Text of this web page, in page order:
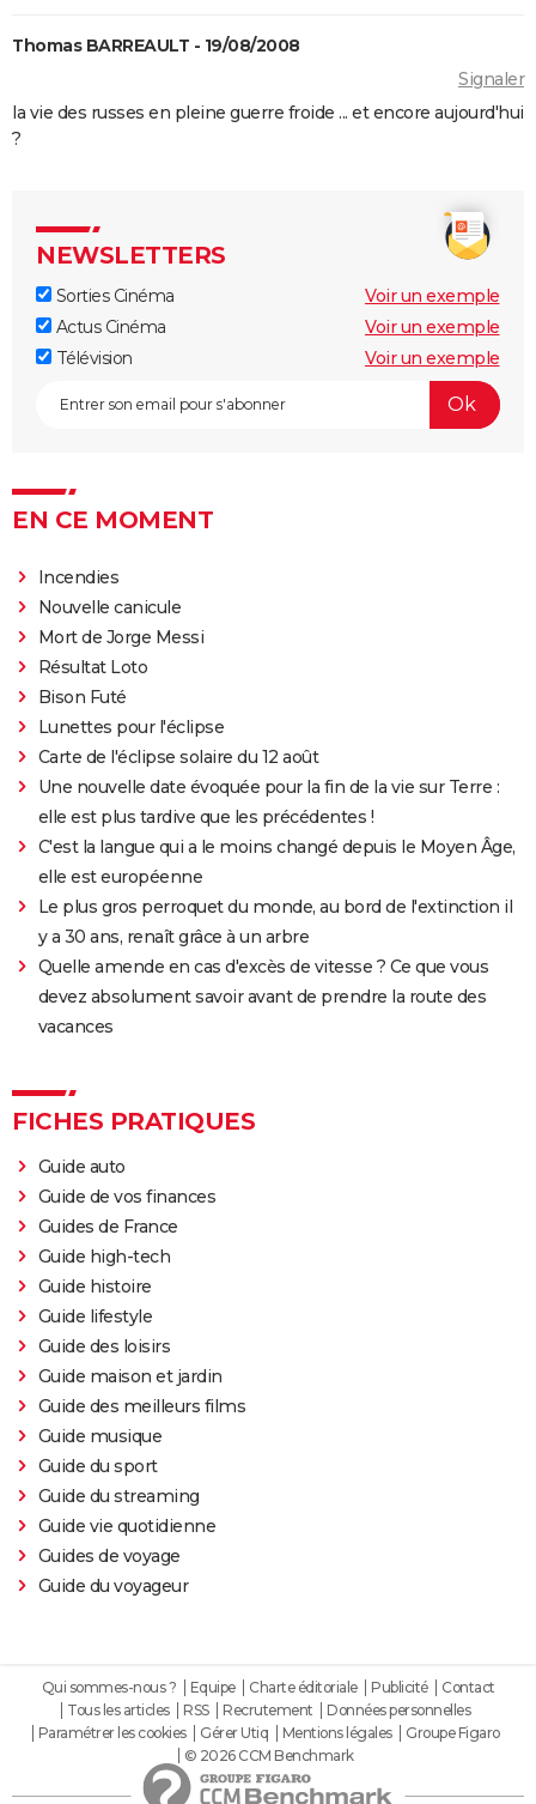
Almodóvar ? Ce qu'en disent les critiques presse
Le Comte de Monte-Cristo : le film avec Pierre Niney
Peter von Kant
Nomadland : synopsis, casting, Oscars, photos,
Sound of Metal
Oh Canada : que vaut le film avec Richard Gere et
Jacob Elordi présenté au Festival de Cannes ?
Thomas BARREAULT - 19/08/2008
Signaler
la vie des russes en pleine guerre froide ... et encore aujourd'hui
?
NEWSLETTERS
Sorties Cinéma
Voir un exemple
Actus Cinéma
Voir un exemple
Télévision
Voir un exemple
EN CE MOMENT
Incendies
Nouvelle canicule
Mort de Jorge Messi
Résultat Loto
Bison Futé
Lunettes pour l'éclipse
Carte de l'éclipse solaire du 12 août
Une nouvelle date évoquée pour la fin de la vie sur Terre :
elle est plus tardive que les précédentes !
C'est la langue qui a le moins changé depuis le Moyen Âge,
elle est européenne
Le plus gros perroquet du monde, au bord de l'extinction il
y a 30 ans, renaît grâce à un arbre
Quelle amende en cas d'excès de vitesse ? Ce que vous
devez absolument savoir avant de prendre la route des
vacances
FICHES PRATIQUES
Guide auto
Guide de vos finances
Guides de France
Guide high-tech
Guide histoire
Guide lifestyle
Guide des loisirs
Guide maison et jardin
Guide des meilleurs films
Guide musique
Guide du sport
Guide du streaming
Guide vie quotidienne
Guides de voyage
Guide du voyageur
Qui sommes-nous ? Equipe Charte éditoriale Publicité
Contact
Tous les articles
RSS Recrutement
Données personnelles
Paramétrer les cookies
Gérer Utiq Mentions légales
Groupe Figaro
© 2026 CCM Benchmark